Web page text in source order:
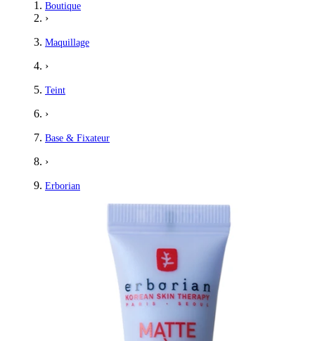
Boutique
›
Maquillage
›
Teint
›
Base & Fixateur
›
Erborian